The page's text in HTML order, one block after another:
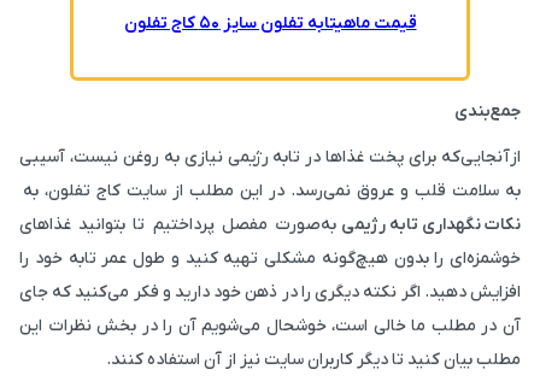
قیمت ماهیتابه تفلون سایز ۵۰ کاج تفلون
جمع‌بندی
ازآنجایی‌که برای پخت غذاها در تابه رژیمی نیازی به روغن نیست، آسیبی
به سلامت قلب و عروق نمی‌رسد. در این مطلب از سایت کاج تفلون، به
نکات نگهداری تابه رژیمی به‌صورت مفصل پرداختیم تا بتوانید غذاهای
خوشمزه‌ای را بدون هیچ‌گونه مشکلی تهیه کنید و طول عمر تابه خود را
افزایش دهید. اگر نکته دیگری را در ذهن خود دارید و فکر می‌کنید که جای
آن در مطلب ما خالی است، خوشحال می‌شویم آن را در بخش نظرات این
مطلب بیان کنید تا دیگر کاربران سایت نیز از آن استفاده کنند.